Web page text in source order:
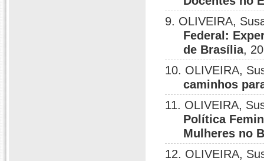
9. OLIVEIRA,
Federal:
de Brasília,
10. OLIVEIRA,
caminhos
11. OLIVEIRA,
Política
Mulheres no
12. OLIVEIRA,